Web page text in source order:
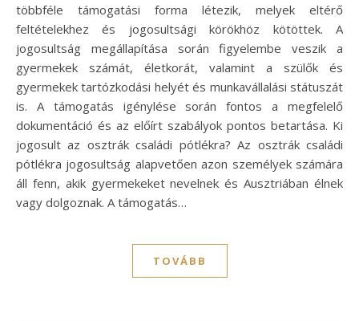
többféle támogatási forma létezik, melyek eltérő
feltételekhez és jogosultsági körökhöz kötöttek. A
jogosultság megállapítása során figyelembe veszik a
gyermekek számát, életkorát, valamint a szülők és
gyermekek tartózkodási helyét és munkavállalási státuszát
is. A támogatás igénylése során fontos a megfelelő
dokumentáció és az előírt szabályok pontos betartása. Ki
jogosult az osztrák családi pótlékra? Az osztrák családi
pótlékra jogosultság alapvetően azon személyek számára
áll fenn, akik gyermekeket nevelnek és Ausztriában élnek
vagy dolgoznak. A támogatás…
TOVÁBB